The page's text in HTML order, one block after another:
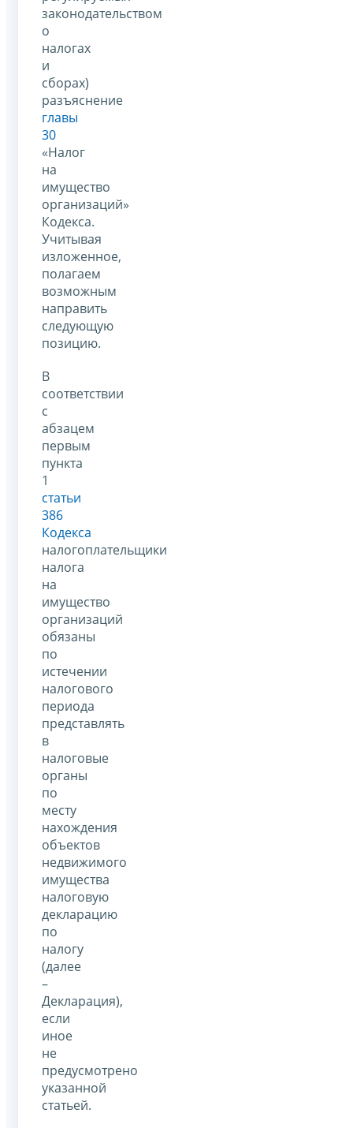
законодательством
о
налогах
и
сборах)
разъяснение
главы
30
«Налог
на
имущество
организаций»
Кодекса.
Учитывая
изложенное,
полагаем
возможным
направить
следующую
позицию.
В
соответствии
с
абзацем
первым
пункта
1
статьи
386
Кодекса
налогоплательщики
налога
на
имущество
организаций
обязаны
по
истечении
налогового
периода
представлять
в
налоговые
органы
по
месту
нахождения
объектов
недвижимого
имущества
налоговую
декларацию
по
налогу
(далее
–
Декларация),
если
иное
не
предусмотрено
указанной
статьей.